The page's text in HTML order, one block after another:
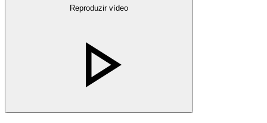
Reproduzir vídeo